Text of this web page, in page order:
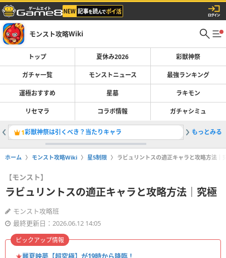
モンスト攻略Wiki
トップ 夏休み2026 彩獣神祭
ガチャ一覧 モンストニュース 最強ランキング
運極おすすめ 星墓 ラキモン
リセマラ コラボ情報 ガチャシミュ
1彩獣神祭は引くべき？当たりキャラ 2最強キ
もっとみる
ホーム モンスト攻略Wiki 星5制限 ラビュリントスの適正キャラと攻略方法｜
【モンスト】
ラビュリントスの適正キャラと攻略方法｜究極
モンスト攻略班
最終更新日：2026.06.12 14:05
★麗夏映夢【超究極】が19時から降臨！
ピックアップ情報